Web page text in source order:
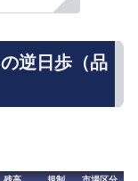
逆日歩（品